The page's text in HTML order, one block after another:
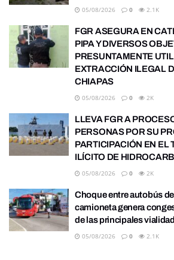
05/08/2026 0 2.1K
FGR ASEGURA EN
PIPA Y DIVERSOS
PRESUNTAMENTE
EXTRACCIÓN ILEGAL
CHIAPAS
05/08/2026 0 2K
LLEVA FGR A
PERSONAS POR SU
PARTICIPACIÓN EN EL
ILÍCITO DE
05/08/2026 0 2K
Choque entre autobús
camioneta genera
de las principales
05/08/2026 0 2.1K